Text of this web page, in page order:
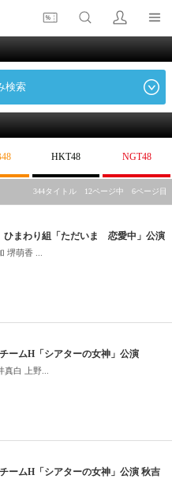
検索
HKT48 NGT48
344タイトル 12ページ中 6ページ目
ひまわり組「ただいま 恋愛中」公演
堺萌香 ...
ームH「シアターの女神」公演
白 上野...
ームH「シアターの女神」公演 秋吉